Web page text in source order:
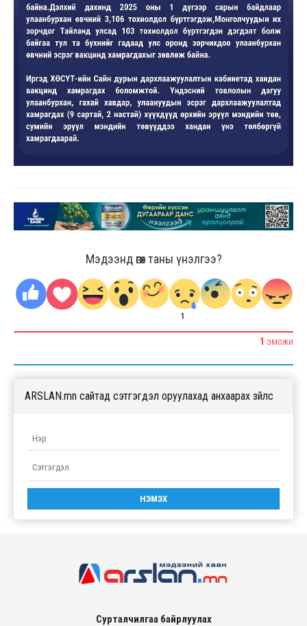
Мэдээнд өгөх таны үнэлгээ?
1
1 ЭМОЖИ
ARSLAN.mn сайтад сэтгэгдэл оруулахад анхаарах зүйлс
Сурталчилгаа байрлуулах